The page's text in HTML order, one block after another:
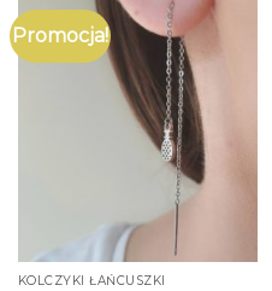
Promocja!
KOLCZYKI ŁAŃCUSZKI